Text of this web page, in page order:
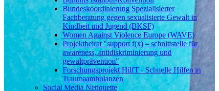
Bundeskoordinierung Spezialisierter
Fachberatung gegen sexualisierte Gewalt in
Kindheit und Jugend (BKSF)
Women Against Violence Europe (WAVE)
Projektbeirat "support f(x) – schnittstelle für
awareness, antidiskriminierung und
gewaltprävention"
Forschungsprojekt HilfT - Schnelle Hilfen in
Traumaambulanzen
Social Media Netiquette